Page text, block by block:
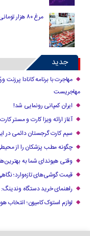
مرغ ۸۰ هزار تومانی آمد/ مرغ ارزان را از کجا بخریم؟
جدید
مهاجرت با برنامه کانادا
مهاجریست
ایران کمپانی رونمایی شد!
آغاز ارائه ویزا کارت و مستر کارت
سیم کارت گرجستان دائمی در
چگونه مطب پزشکان را از
وقتی هیوندای شما به بهترین‌ها
قیمت گوشی‌های تازه‌وارد؛
راهنمای خرید دستگاه
لوازم استوک کامیون؛ انتخاب